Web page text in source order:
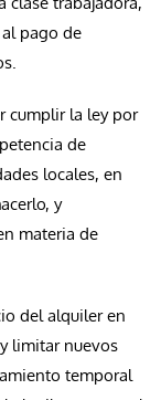
pago de
cumplir la ley por
de
locales, en
y
materia de
del alquiler en
limitar nuevos
temporal